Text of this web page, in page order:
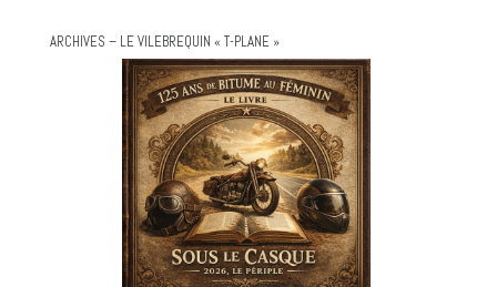
ARCHIVES – LE VILEBREQUIN « T-PLANE »